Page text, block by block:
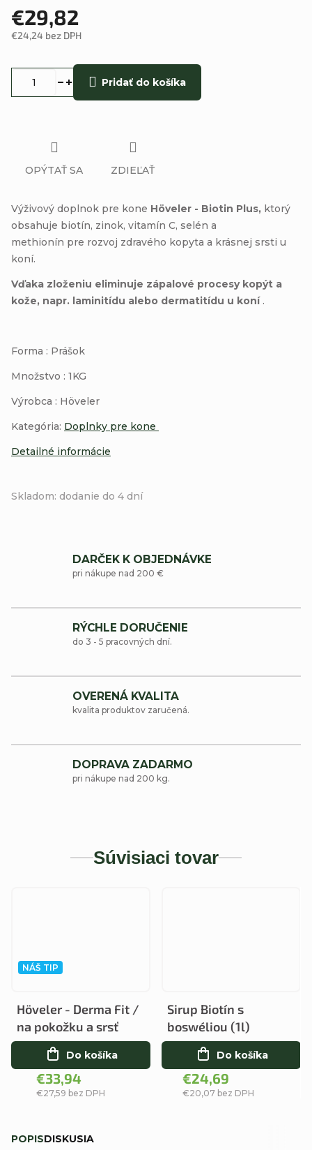
€29,82
€24,24 bez DPH
Skladom: dodanie do 4 dní
Pridať do košíka
Výživový doplnok pre kone Höveler - Biotin Plus, ktorý
obsahuje biotín, zinok, vitamín C, selén a
methionín pre rozvoj zdravého kopyta a krásnej srsti u
koní.
Vďaka zloženiu eliminuje zápalové procesy kopýt a
kože, napr. laminitídu alebo dermatitídu u koní.
Forma : Prášok
Množstvo : 1KG
Výrobca : Höveler
Kategória: Doplnky pre kone
Detailné informácie
OPÝTAŤ SA ZDIEĽAŤ
DARČEK K OBJEDNÁVKE
pri nákupe nad 200 €
RÝCHLE DORUČENIE
do 3 - 5 pracovných dní.
OVERENÁ KVALITA
kvalita produktov zaručená.
DOPRAVA ZADARMO
pri nákupe nad 200 kg.
Súvisiaci tovar
NÁŠ TIP
Höveler - Derma Fit /
na pokožku a srsť
€27,59 bez DPH
€33,94
Do košíka
Sirup Biotín s
boswéliou (1l)
€20,07 bez DPH
€24,69
Do košíka
POPISDISKUSIA